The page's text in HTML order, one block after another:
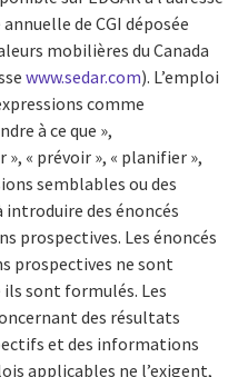
de CGI déposée
mobilières du Canada
www.sedar.com). L’emploi
comme
à ce que »,
« prévoir », « planifier »,
semblables ou des
introduire des énoncés
prospectives. Les énoncés
prospectives ne sont
ils sont formulés. Les
des résultats
et des informations
applicables ne l’exigent,